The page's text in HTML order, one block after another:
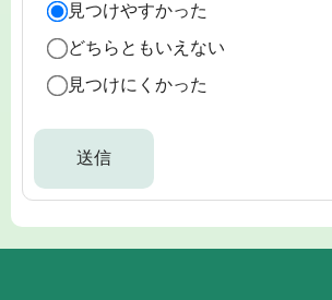
見つけやすかった
どちらともいえない
見つけにくかった